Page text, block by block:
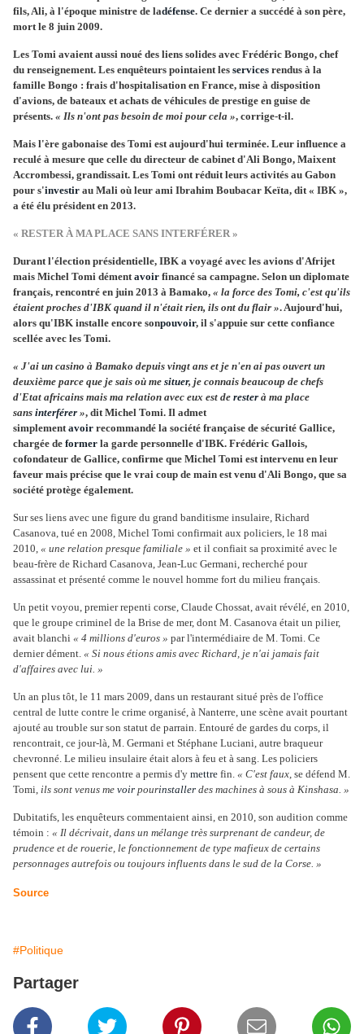
fils, Ali, à l'époque ministre de ladéfense. Ce dernier a succédé à son père,
mort le 8 juin 2009.
Les Tomi avaient aussi noué des liens solides avec Frédéric Bongo, chef
du renseignement. Les enquêteurs pointaient les services rendus à la
famille Bongo : frais d'hospitalisation en France, mise à disposition
d'avions, de bateaux et achats de véhicules de prestige en guise de
présents. « Ils n'ont pas besoin de moi pour cela », corrige-t-il.
Mais l'ère gabonaise des Tomi est aujourd'hui terminée. Leur influence a
reculé à mesure que celle du directeur de cabinet d'Ali Bongo, Maixent
Accrombessi, grandissait. Les Tomi ont réduit leurs activités au Gabon
pour s'investir au Mali où leur ami Ibrahim Boubacar Keïta, dit « IBK »,
a été élu président en 2013.
« RESTER À MA PLACE SANS INTERFÉRER »
Durant l'élection présidentielle, IBK a voyagé avec les avions d'Afrijet
mais Michel Tomi démentavoir financé sa campagne. Selon un diplomate
français, rencontré en juin 2013 à Bamako, « la force des Tomi, c'est qu'ils
étaient proches d'IBK quand il n'était rien, ils ont du flair ». Aujourd'hui,
alors qu'IBK installe encore sonpouvoir, il s'appuie sur cette confiance
scellée avec les Tomi.
« J'ai un casino à Bamako depuis vingt ans et je n'en ai pas ouvert un
deuxième parce que je sais où me situer, je connais beaucoup de chefs
d'Etat africains mais ma relation avec eux est de rester à ma place
sans interférer », dit Michel Tomi. Il admet
simplementavoir recommandé la société française de sécurité Gallice,
chargée de former la garde personnelle d'IBK. Frédéric Gallois,
cofondateur de Gallice, confirme que Michel Tomi est intervenu en leur
faveur mais précise que le vrai coup de main est venu d'Ali Bongo, que sa
société protège également.
Sur ses liens avec une figure du grand banditisme insulaire, Richard
Casanova, tué en 2008, Michel Tomi confirmait aux policiers, le 18 mai
2010, « une relation presque familiale » et il confiait sa proximité avec le
beau-frère de Richard Casanova, Jean-Luc Germani, recherché pour
assassinat et présenté comme le nouvel homme fort du milieu français.
Un petit voyou, premier repenti corse, Claude Chossat, avait révélé, en 2010,
que le groupe criminel de la Brise de mer, dont M. Casanova était un pilier,
avait blanchi « 4 millions d'euros » par l'intermédiaire de M. Tomi. Ce
dernier dément. « Si nous étions amis avec Richard, je n'ai jamais fait
d'affaires avec lui. »
Un an plus tôt, le 11 mars 2009, dans un restaurant situé près de l'office
central de lutte contre le crime organisé, à Nanterre, une scène avait pourtant
ajouté au trouble sur son statut de parrain. Entouré de gardes du corps, il
rencontrait, ce jour-là, M. Germani et Stéphane Luciani, autre braqueur
chevronné. Le milieu insulaire était alors à feu et à sang. Les policiers
pensent que cette rencontre a permis d'y mettre fin. « C'est faux, se défend M.
Tomi, ils sont venus me voir pourinstaller des machines à sous à Kinshasa. »
Dubitatifs, les enquêteurs commentaient ainsi, en 2010, son audition comme
témoin : « Il décrivait, dans un mélange très surprenant de candeur, de
prudence et de rouerie, le fonctionnement de type mafieux de certains
personnages autrefois ou toujours influents dans le sud de la Corse. »
Source
#Politique
Partager